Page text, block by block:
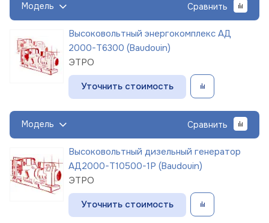
Модель Сравнить
Высоковольтный энергокомплекс АД
2000-Т6300 (Baudouin)
ЭТРО
Уточнить стоимость
Модель Сравнить
Высоковольтный дизельный генератор
АД2000-Т10500-1Р (Baudouin)
ЭТРО
Уточнить стоимость